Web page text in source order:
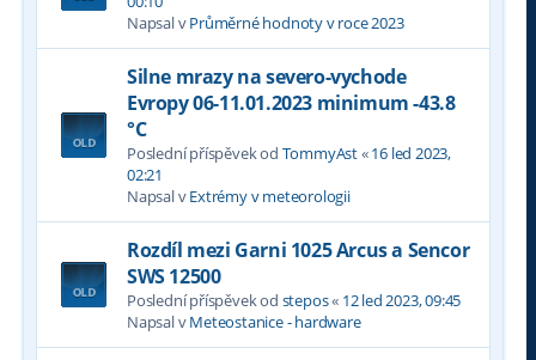
Napsal vPrůměrné hodnoty v roce 2023
Silne mrazy na severo-vychode
Evropy 06-11.01.2023 minimum -43.8
°C
Poslední příspěvek od TommyAst«16 led 2023,
02:21
Napsal vExtrémy v meteorologii
Rozdíl mezi Garni 1025 Arcus a Sencor
SWS 12500
Poslední příspěvek od stepos« 12 led 2023, 09:45
Napsal vMeteostanice - hardware